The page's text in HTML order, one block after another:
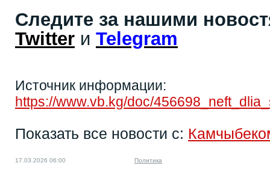
Следите за нашими
Twitter и Telegram
Источник информации:
https://www.vb.kg/doc/
Показать все новости с:
17.03.2026 06:00 Политика